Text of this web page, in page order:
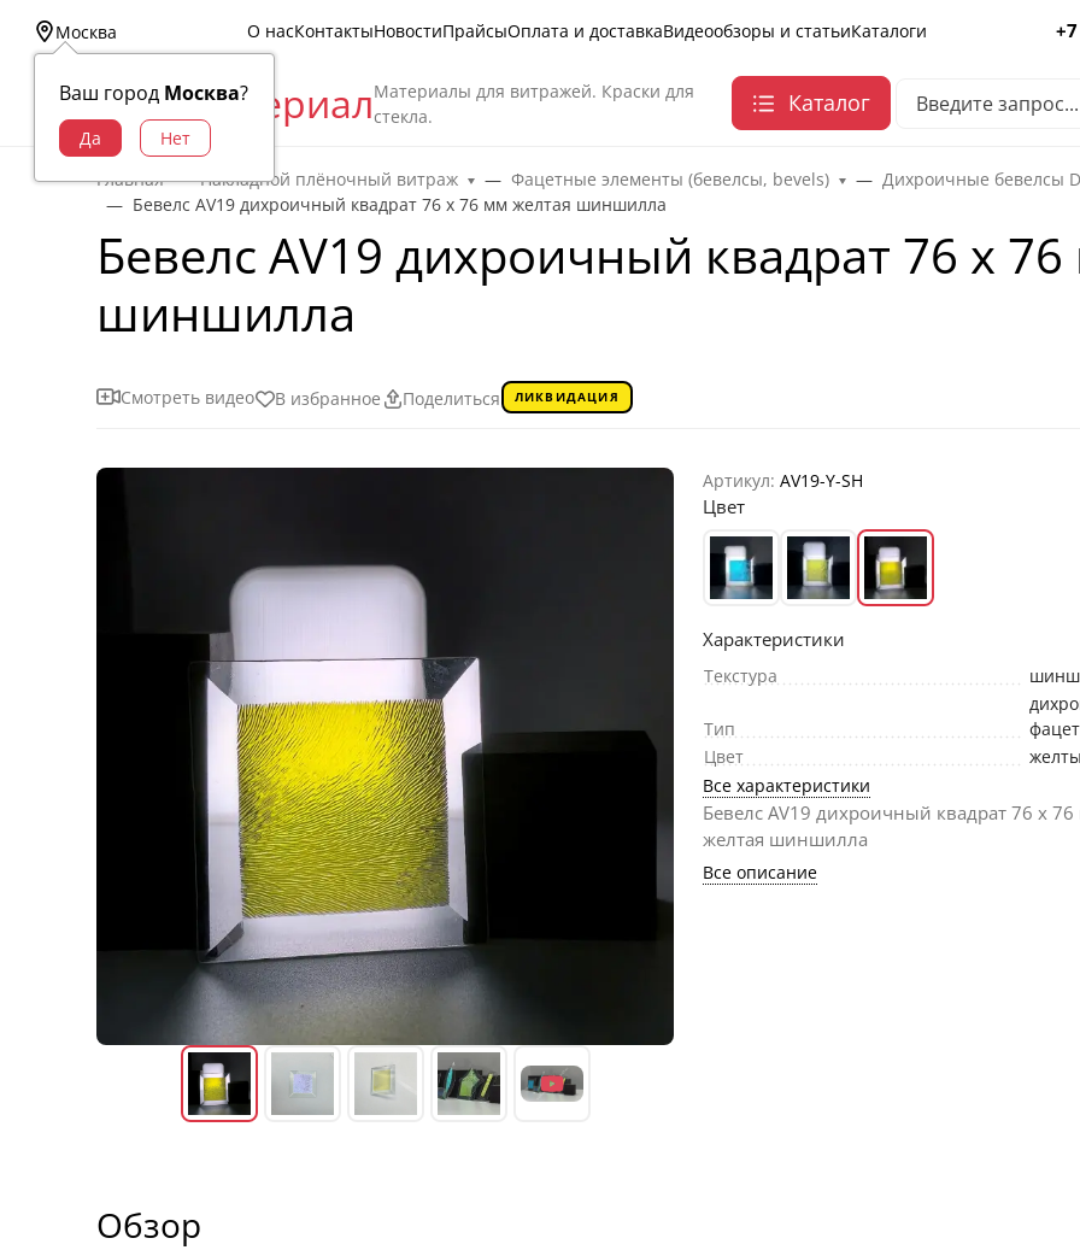
Москва
Ваш город Москва?
О насКонтактыНовостиПрайсыОплата и доставкаВидеообзоры и статьиКаталоги
Витраж МатериалМатериалы для витражей. Краски для
стекла.
Каталог
Главная Накладной плёночный витраж Фацетные элементы (бевелсы, bevels)
Дихроичные бевелсы
Бевелс AV19 дихроичный квадрат 76 х 76 мм желтая шиншилла
Бевелс AV19 дихроичный квадрат 76 х
шиншилла
Смотреть видео В избранное Поделиться ЛИКВИДАЦИЯ
Артикул: AV19-Y-SH
Цвет
Характеристики
Текстура
Тип
Цвет
Все характеристики
Бевелс AV19 дихроичный квадрат 76 х
желтая шиншилла
Все описание
Обзор